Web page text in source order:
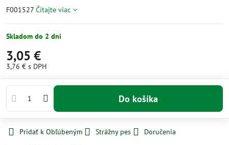
F001527 Čítajte viac
Skladom do 2 dni
3,05 €
3,76 € s DPH
Do košíka
Pridať k Obľúbeným Strážny pes
Doručenia